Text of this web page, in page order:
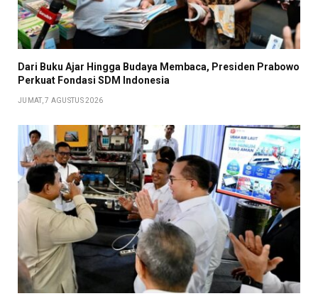
Dari Buku Ajar Hingga Budaya Membaca, Presiden Prabowo
Perkuat Fondasi SDM Indonesia
JUMAT, 7 AGUSTUS 2026